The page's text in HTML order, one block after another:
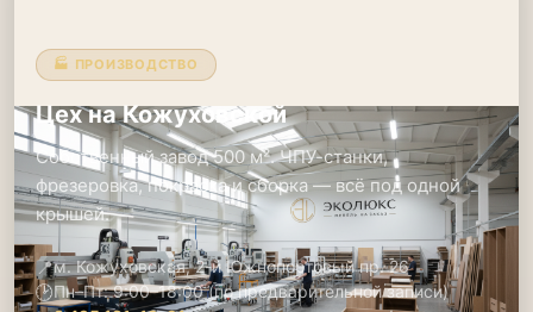
🏭 ПРОИЗВОДСТВО
Цех на Кожуховской
Собственный завод 500 м². ЧПУ-станки,
фрезеровка, покраска и сборка — всё под одной
крышей.
📍м. Кожуховская, 2-й Южнопортовый пр. 26
🕑Пн–Пт: 9:00–18:00 (по предварительной записи)